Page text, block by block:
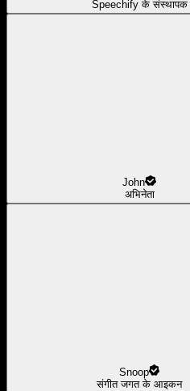
Speechify के संस्थापक
John
अभिनेता
Snoop
संगीत जगत के आइकन